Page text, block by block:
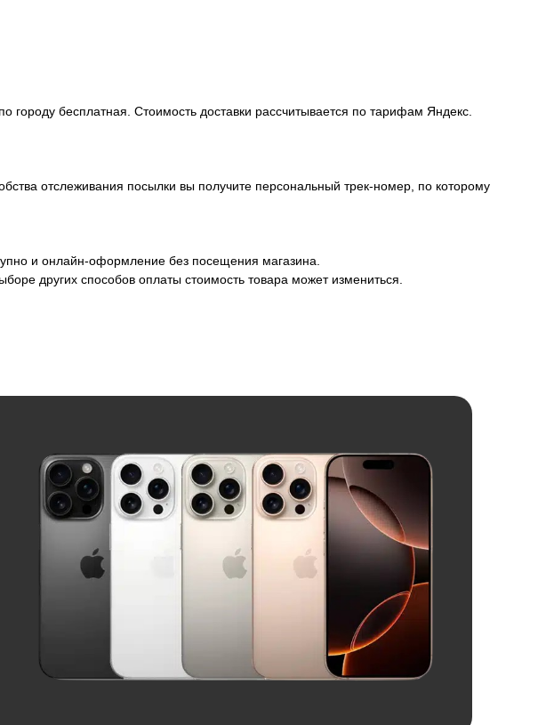
бесплатная. Стоимость доставки рассчитывается по тарифам Яндекс.
отслеживания посылки вы получите персональный трек-номер, по которому
и онлайн-оформление без посещения магазина.
других способов оплаты стоимость товара может измениться.